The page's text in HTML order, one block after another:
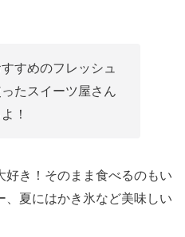
すめのフレッシュ
たスイーツ屋さん
！
好き！そのまま食べるのもい
、夏にはかき氷など美味しい